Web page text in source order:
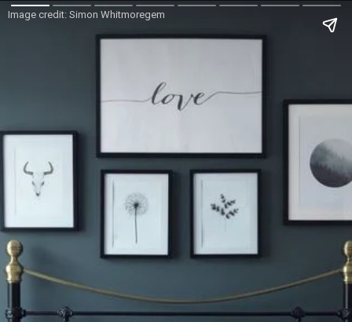
Image credit: Simon Whitmoregem